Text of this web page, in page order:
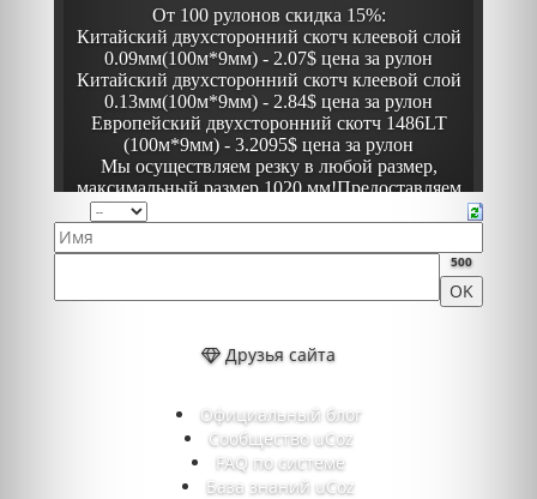
500
Друзья сайта
Официальный блог
Сообщество uCoz
FAQ по системе
База знаний uCoz